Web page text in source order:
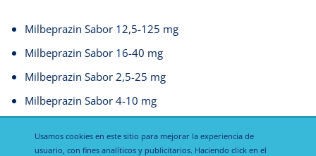
Milbeprazin Sabor 12,5-125 mg
Milbeprazin Sabor 16-40 mg
Milbeprazin Sabor 2,5-25 mg
Milbeprazin Sabor 4-10 mg
Usamos cookies en este sitio para mejorar la experiencia de
usuario, con fines analíticos y publicitarios. Haciendo click en el